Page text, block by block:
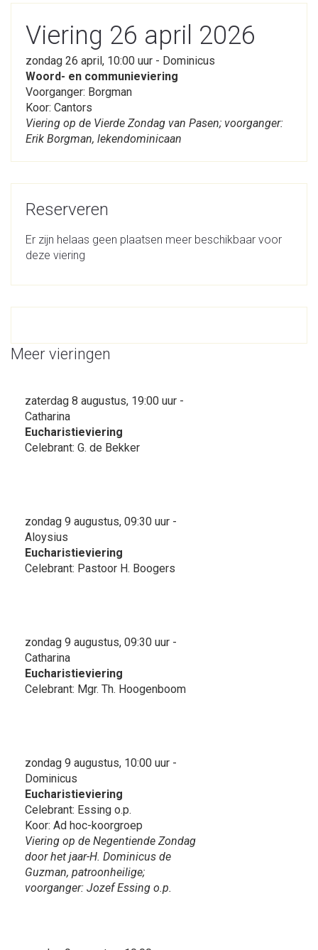
Viering 26 april 2026
zondag 26 april, 10:00 uur - Dominicus
Woord- en communieviering
Voorganger: Borgman
Koor: Cantors
Viering op de Vierde Zondag van Pasen; voorganger:
Erik Borgman, lekendominicaan
Reserveren
Er zijn helaas geen plaatsen meer beschikbaar voor
deze viering
Meer vieringen
zaterdag 8 augustus, 19:00 uur -
Catharina
Eucharistieviering
Celebrant: G. de Bekker
zondag 9 augustus, 09:30 uur -
Aloysius
Eucharistieviering
Celebrant: Pastoor H. Boogers
zondag 9 augustus, 09:30 uur -
Catharina
Eucharistieviering
Celebrant: Mgr. Th. Hoogenboom
zondag 9 augustus, 10:00 uur -
Dominicus
Eucharistieviering
Celebrant: Essing o.p.
Koor: Ad hoc-koorgroep
Viering op de Negentiende Zondag
door het jaar-H. Dominicus de
Guzman, patroonheilige;
voorganger: Jozef Essing o.p.